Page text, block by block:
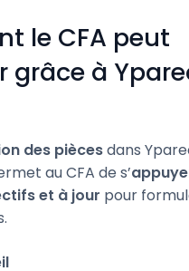
le CFA peut
grâce à
des piècesdans
au CFA de s’
et à jour pour